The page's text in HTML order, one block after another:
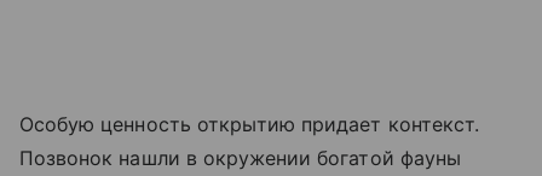
Особую ценность открытию придает контекст.
Позвонок нашли в окружении богатой фауны